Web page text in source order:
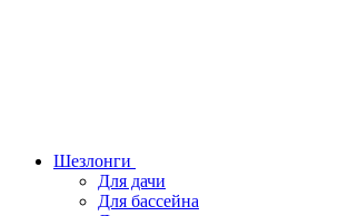
Шезлонги
Для дачи
Для бассейна